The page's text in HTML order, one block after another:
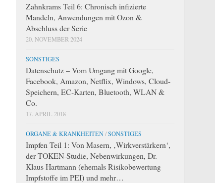
Zahnkrams Teil 6: Chronisch infizierte
Mandeln, Anwendungen mit Ozon &
Abschluss der Serie
20. NOVEMBER 2024
SONSTIGES
Datenschutz – Vom Umgang mit Google,
Facebook, Amazon, Netflix, Windows, Cloud-
Speichern, EC-Karten, Bluetooth, WLAN &
Co.
17. APRIL 2018
ORGANE & KRANKHEITEN/SONSTIGES
Impfen Teil 1: Von Masern, ‚Wirkverstärkern‘,
der TOKEN-Studie, Nebenwirkungen, Dr.
Klaus Hartmann (ehemals Risikobewertung
Impfstoffe im PEI) und mehr…